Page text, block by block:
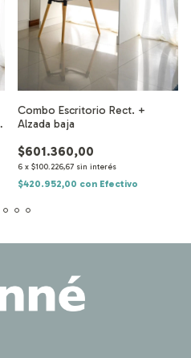
Combo Escritorio Rect. +
Alzada baja
$601.360,00
6 x $100.226,67 sin interés
$420.952,00 con Efectivo